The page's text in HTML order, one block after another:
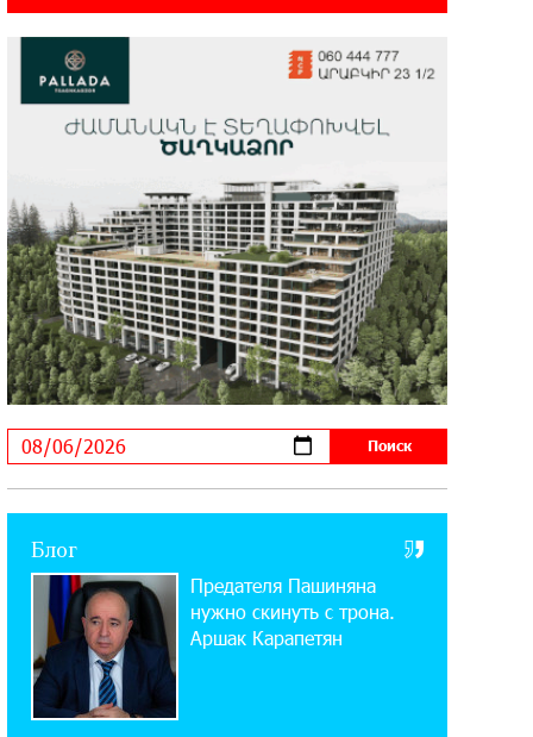
ВТБ (Армения): вклад «Стабильный»
— до 10% годовых и оформление в
мобильном приложении
Платформа Rate.Trading на Seaside
Startup Summit: IDBank представил
инновационное решение
14:44:13 29-07-2026
Состоялось открытие Khachaturian
Rooftop при поддержке IDBank
Пашинян ты упустил свой шанс уйти
спокойно. Аршак Карапетян
обслуживания Ucom открылся по
адресу ул. Шаумяна, 24/2 в Арарате
22:28:49 27-07-2026
Никогда Нагорный Карабах не был в
составе независимого Азербайджана.
Блог
Предателя Пашиняна
нужно скинуть с трона.
Аршак Карапетян